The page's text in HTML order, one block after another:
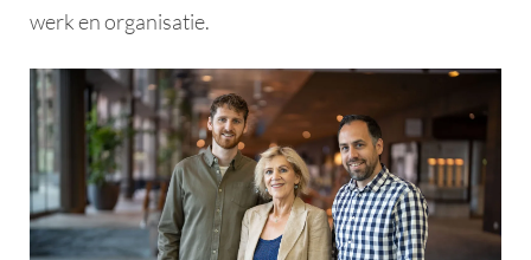
werk en organisatie.